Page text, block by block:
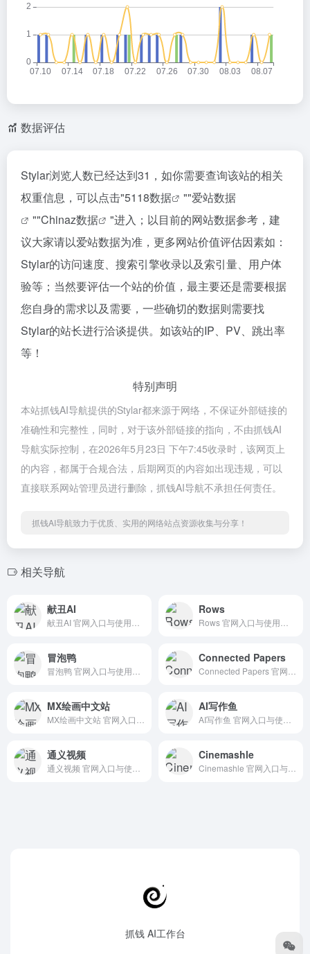
数据评估
Stylar浏览人数已经达到31，如你需要查询该站的相关
权重信息，可以点击"5118数据 ""爱站数据
""Chinaz数据
"进入；以目前的网站数据参考，建
议大家请以爱站数据为准，更多网站价值评估因素如：
Stylar的访问速度、搜索引擎收录以及索引量、用户体
验等；当然要评估一个站的价值，最主要还是需要根据
您自身的需求以及需要，一些确切的数据则需要找
Stylar的站长进行洽谈提供。如该站的IP、PV、跳出率
等！
特别声明
本站抓钱AI导航提供的Stylar都来源于网络，不保证外部链接的
准确性和完整性，同时，对于该外部链接的指向，不由抓钱AI
导航实际控制，在2026年5月23日 下午7:45收录时，该网页上
的内容，都属于合规合法，后期网页的内容如出现违规，可以
直接联系网站管理员进行删除，抓钱AI导航不承担任何责任。
抓钱AI导航致力于优质、实用的网络站点资源收集与分享！
相关导航
献丑AI Rows
冒泡鸭 Connected Papers
MX绘画中文站 AI写作鱼
通义视频 Cinemashle
抓钱 AI工作台